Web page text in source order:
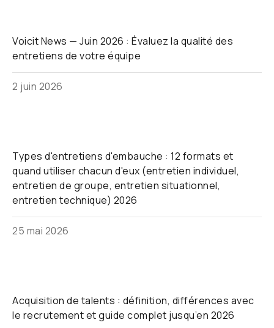
Voicit News — Juin 2026 : Évaluez la qualité des
entretiens de votre équipe
2 juin 2026
Types d'entretiens d'embauche : 12 formats et
quand utiliser chacun d'eux (entretien individuel,
entretien de groupe, entretien situationnel,
entretien technique) 2026
25 mai 2026
Acquisition de talents : définition, différences avec
le recrutement et guide complet jusqu’en 2026